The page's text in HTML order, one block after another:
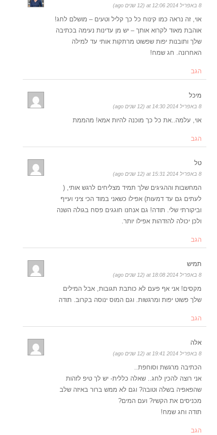
8 באפריל 2014 at 12:06 (12 שנים ago)
אוי, זה נראה כמו קינוח כל כך קליל וטעים – מושלם לחג!
אוהבת מאוד לקרוא אותך – יש מן עדינות נעימה בכתיבה
שלך ותובנות יפות שפשוט מרתקות אותי עד למילה
האחרונה. חג שמח!
הגב
מיכל
8 באפריל 2014 at 14:30 (12 שנים ago)
אוי, עלמה..את כל כך מוכנה להיות אמא! מהממת
הגב
טל
8 באפריל 2014 at 15:31 (12 שנים ago)
המחשבות וההגיגים שלך תמיד מצליחים לרגש אותי, (
לעתים גם עד דמעות) אפילו כשאני במוד הכי ציני ועייף
וביקורתי שלי. תודה! גם אנחנו חוגגים פסח בגולה השנה
ולכן יכולה להזדהות אפילו יותר.
הגב
תמיש
8 באפריל 2014 at 18:08 (12 שנים ago)
מקסים! אני אף פעם לא כותבת תגובות, אבל המילים
שלך פשוט יפות ומרגשות. וגם המוס ינוסה בקרוב. תודה
הגב
אלה
8 באפריל 2014 at 19:41 (12 שנים ago)
הכתיבה מרגשת וסוחפת..
אני רוצה להכין לחג.. שאלה כללית- יש לך טיפ לזהות
שהפאפיה בשלה וטובה? וגם לא ממש ברור באיזה שלב
מכניסים את הקשיו? ועם המים?
תודה וחג שמח!
הגב